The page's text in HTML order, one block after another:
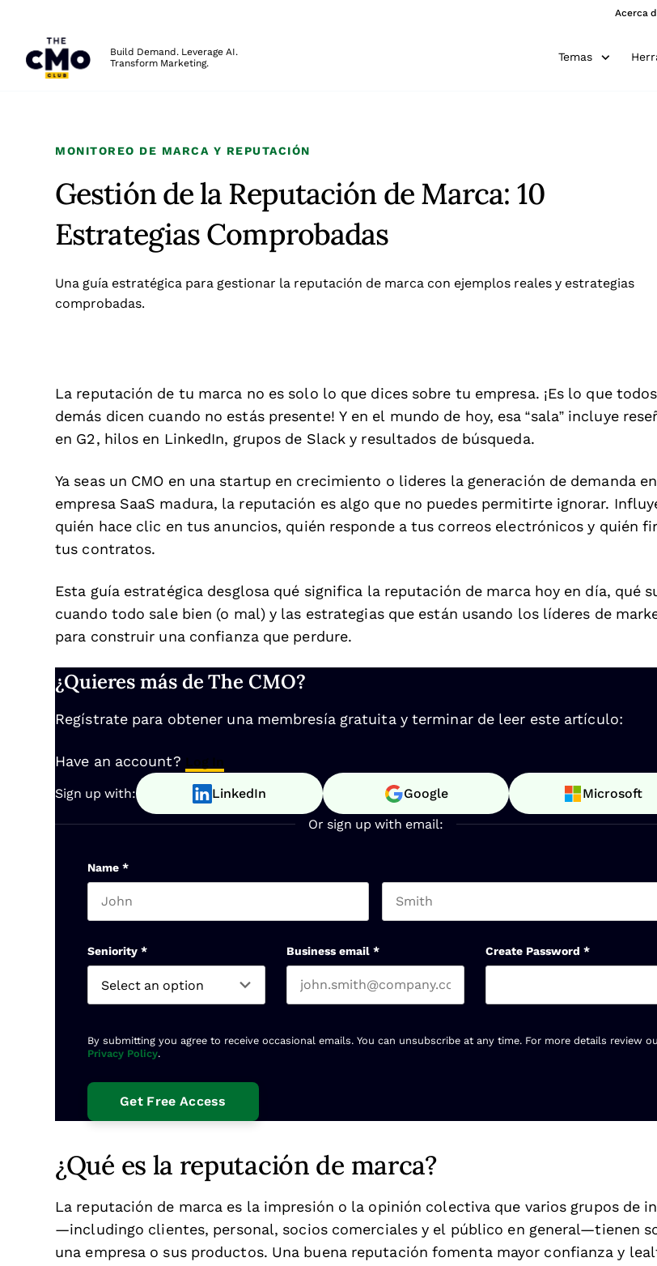
Acerca
Build Demand. Leverage AI.
Transform Marketing.
Temas
MONITOREO DE MARCA Y REPUTACIÓN
Gestión de la Reputación de Marca: 10
Estrategias Comprobadas
Una guía estratégica para gestionar la reputación de marca con ejemplos reales y estrategias
comprobadas.
La reputación de tu marca no es solo lo que dices sobre tu empresa. ¡Es lo que
demás dicen cuando no estás presente! Y en el mundo de hoy, esa “sala” incluye
en G2, hilos en LinkedIn, grupos de Slack y resultados de búsqueda.
Ya seas un CMO en una startup en crecimiento o lideres la generación de demanda
empresa SaaS madura, la reputación es algo que no puedes permitirte ignorar.
quién hace clic en tus anuncios, quién responde a tus correos electrónicos y quién
tus contratos.
Esta guía estratégica desglosa qué significa la reputación de marca hoy en día, qué
cuando todo sale bien (o mal) y las estrategias que están usando los líderes de
para construir una confianza que perdure.
¿Quieres más de The CMO?
Regístrate para obtener una membresía gratuita y terminar de leer este artículo:
Have an account? Log In
Sign up with: LinkedIn Google Microsoft
Or sign up with email:
Name *
Seniority * Business email * Create Password *
By submitting you agree to receive occasional emails. You can unsubscribe at any time. For more details review
Privacy Policy.
¿Qué es la reputación de marca?
La reputación de marca es la impresión o la opinión colectiva que varios grupos de
—includingo clientes, personal, socios comerciales y el público en general—tienen
una empresa o sus productos. Una buena reputación fomenta mayor confianza y